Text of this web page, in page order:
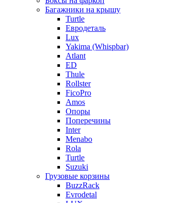
Багажники на крышу
Turtle
Евродеталь
Lux
Yakima (Whispbar)
Atlant
ED
Thule
Rollster
FicoPro
Amos
Опоры
Поперечины
Inter
Menabo
Rola
Turtle
Suzuki
Грузовые корзины
BuzzRack
Evrodetal